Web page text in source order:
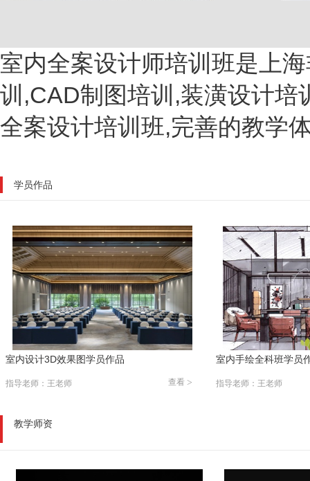
室内全案设计师培训班是上
训,CAD制图培训,装潢设计培
全案设计培训班,完善的教学
学员作品
查看>
室内手绘全科班学员作品
查看>
指导老师：王老师
室内手绘
指导老师：
教学师资